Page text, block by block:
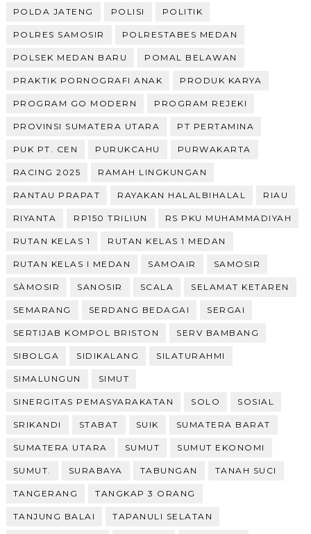
POLDA JATENG POLISI POLITIK
POLRES SAMOSIR POLRESTABES MEDAN
POLSEK MEDAN BARU POMAL BELAWAN
PRAKTIK PORNOGRAFI ANAK PRODUK KARYA
PROGRAM GO MODERN PROGRAM REJEKI
PROVINSI SUMATERA UTARA PT PERTAMINA
PUK PT. CEN PURUKCAHU PURWAKARTA
RACING 2025 RAMAH LINGKUNGAN
RANTAU PRAPAT RAYAKAN HALALBIHALAL RIAU
RIYANTA RP150 TRILIUN RS PKU MUHAMMADIYAH
RUTAN KELAS 1 RUTAN KELAS 1 MEDAN
RUTAN KELAS I MEDAN SAMOAIR SAMOSIR
SÀMOSIR SANOSIR SCALA SELAMAT KETAREN
SEMARANG SERDANG BEDAGAI SERGAI
SERTIJAB KOMPOL BRISTON SERV BAMBANG
SIBOLGA SIDIKALANG SILATURAHMI
SIMALUNGUN SIMUT
SINERGITAS PEMASYARAKATAN SOLO SOSIAL
SRIKANDI STABAT SUIK SUMATERA BARAT
SUMATERA UTARA SUMUT SUMUT EKONOMI
SUMUT. SURABAYA TABUNGAN TANAH SUCI
TANGERANG TANGKAP 3 ORANG
TANJUNG BALAI TAPANULI SELATAN